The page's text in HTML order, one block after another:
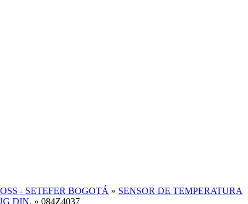
- SETEFER BOGOTÁ » SENSOR DE TEMPERATURA
DIN. » 084Z4037